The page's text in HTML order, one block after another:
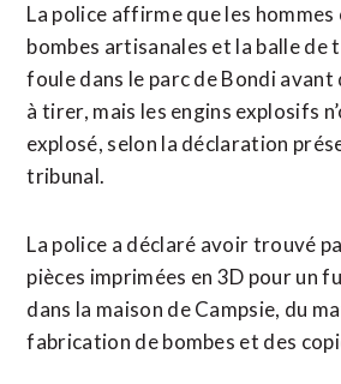
La ‌police ‌affirme que les hommes
bombes artisanales et la balle de
foule dans le parc de Bondi avant
à tirer, mais les engins explosifs
explosé, selon la déclaration
tribunal.
La police a déclaré avoir trouvé
pièces imprimées en 3D pour ​un
dans la maison de Campsie, du
fabrication de bombes et des